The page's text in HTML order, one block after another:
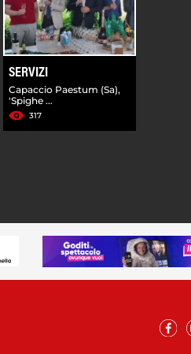
SERVIZI
Capaccio Paestum (Sa),
'Spighe ...
317